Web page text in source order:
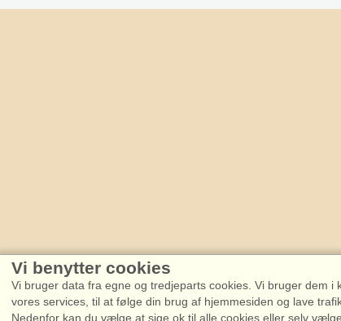
Vi benytter cookies
Vi bruger data fra egne og tredjeparts cookies. Vi bruger dem
vores services, til at følge din brug af hjemmesiden og lave
Nedenfor kan du vælge at sige ok til alle cookies eller selv